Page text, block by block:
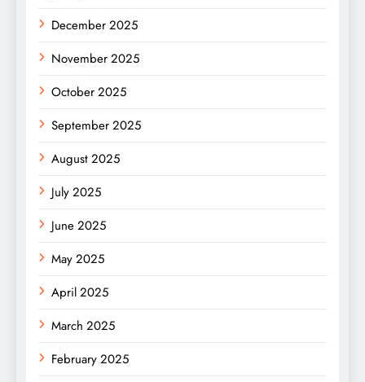
December 2025
November 2025
October 2025
September 2025
August 2025
July 2025
June 2025
May 2025
April 2025
March 2025
February 2025